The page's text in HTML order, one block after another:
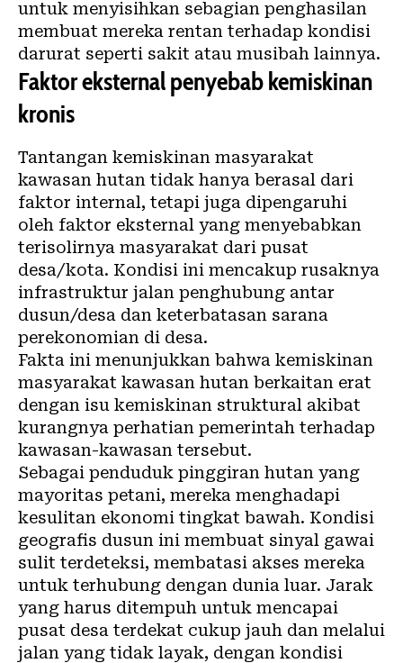
untuk menyisihkan sebagian penghasilan
membuat mereka rentan terhadap kondisi
darurat seperti sakit atau musibah lainnya.
Faktor eksternal penyebab kemiskinan
kronis
Tantangan kemiskinan masyarakat
kawasan hutan tidak hanya berasal dari
faktor internal, tetapi juga dipengaruhi
oleh faktor eksternal yang menyebabkan
terisolirnya masyarakat dari pusat
desa/kota. Kondisi ini mencakup rusaknya
infrastruktur jalan penghubung antar
dusun/desa dan keterbatasan sarana
perekonomian di desa.
Fakta ini menunjukkan bahwa kemiskinan
masyarakat kawasan hutan berkaitan erat
dengan isu kemiskinan struktural akibat
kurangnya perhatian pemerintah terhadap
kawasan-kawasan tersebut.
Sebagai penduduk pinggiran hutan yang
mayoritas petani, mereka menghadapi
kesulitan ekonomi tingkat bawah. Kondisi
geografis dusun ini membuat sinyal gawai
sulit terdeteksi, membatasi akses mereka
untuk terhubung dengan dunia luar. Jarak
yang harus ditempuh untuk mencapai
pusat desa terdekat cukup jauh dan melalui
jalan yang tidak layak, dengan kondisi